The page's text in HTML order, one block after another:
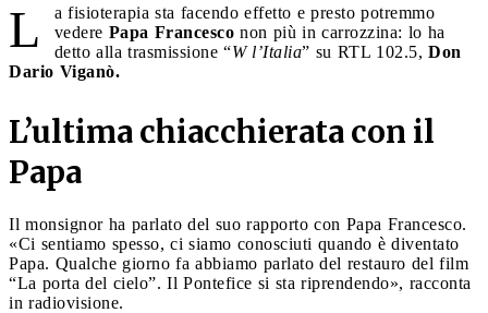
L
a fisioterapia sta facendo effetto e presto potremmo
vedere Papa Francesco non più in carrozzina: lo ha
detto alla trasmissione “W l’Italia” su RTL 102.5, Don
Dario Viganò.
L’ultima chiacchierata con il
Papa
Il monsignor ha parlato del suo rapporto con Papa Francesco.
«Ci sentiamo spesso, ci siamo conosciuti quando è diventato
Papa. Qualche giorno fa abbiamo parlato del restauro del film
“La porta del cielo”. Il Pontefice si sta riprendendo», racconta
in radiovisione.